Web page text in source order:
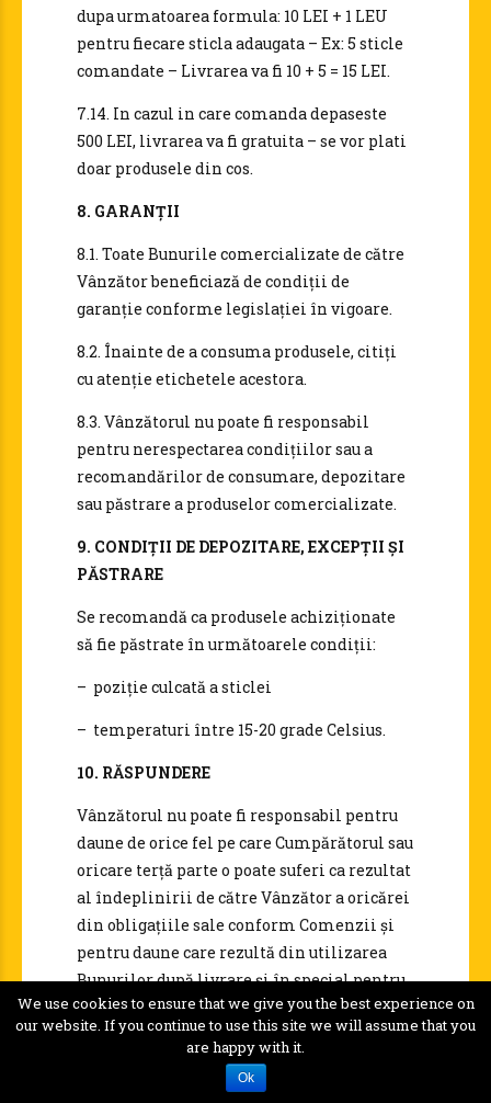
dupa urmatoarea formula: 10 LEI + 1 LEU
pentru fiecare sticla adaugata – Ex: 5 sticle
comandate – Livrarea va fi 10 + 5 = 15 LEI.
7.14. In cazul in care comanda depaseste
500 LEI, livrarea va fi gratuita – se vor plati
doar produsele din cos.
8. GARANȚII
8.1. Toate Bunurile comercializate de către
Vânzător beneficiază de condiții de
garanție conforme legislației în vigoare.
8.2. Înainte de a consuma produsele, citiți
cu atenție etichetele acestora.
8.3. Vânzătorul nu poate fi responsabil
pentru nerespectarea condițiilor sau a
recomandărilor de consumare, depozitare
sau păstrare a produselor comercializate.
9. CONDIȚII DE DEPOZITARE, EXCEPȚII ȘI
PĂSTRARE
Se recomandă ca produsele achiziționate
să fie păstrate în următoarele condiții:
– poziție culcată a sticlei
– temperaturi între 15-20 grade Celsius.
10. RĂSPUNDERE
Vânzătorul nu poate fi responsabil pentru
daune de orice fel pe care Cumpărătorul sau
oricare terță parte o poate suferi ca rezultat
al îndeplinirii de către Vânzător a oricărei
din obligațiile sale conform Comenzii și
pentru daune care rezultă din utilizarea
Bunurilor după livrare și în special pentru
pierderea acestora.
11. RECLAMAȚII
Se impune verificarea produselor
We use cookies to ensure that we give you the best experience on
our website. If you continue to use this site we will assume that you
are happy with it.
Ok